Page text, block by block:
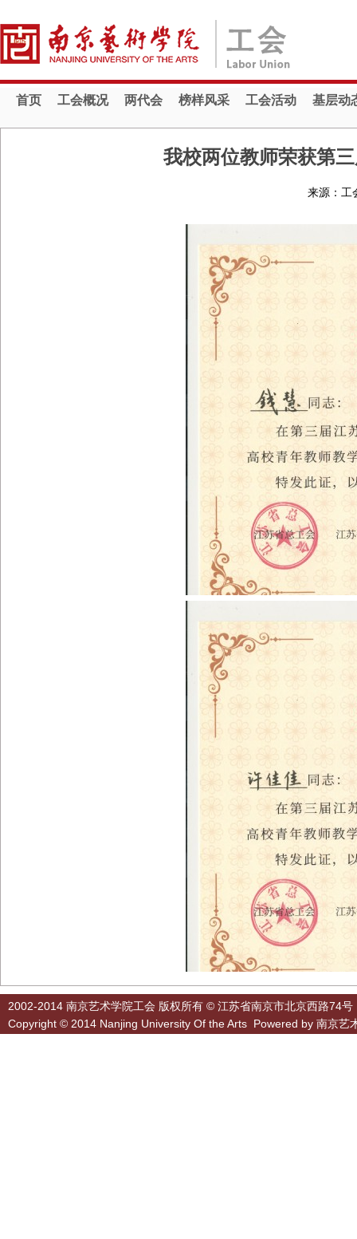
首页 工会概况 两代会 榜样风采 工会活动 基层动
我校两位教师荣获第
来源：
2002-2014 南京艺术学院工会 版权所有 © 江苏省南京市北京西路74号
Copyright © 2014 Nanjing University Of the Arts Powered by 南京艺